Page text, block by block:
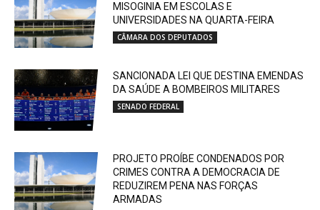
MISOGINIA EM ESCOLAS E
UNIVERSIDADES NA QUARTA-FEIRA
CÂMARA DOS DEPUTADOS
SANCIONADA LEI QUE DESTINA EMENDAS
DA SAÚDE A BOMBEIROS MILITARES
SENADO FEDERAL
PROJETO PROÍBE CONDENADOS POR
CRIMES CONTRA A DEMOCRACIA DE
REDUZIREM PENA NAS FORÇAS
ARMADAS